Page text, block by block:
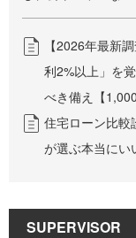
【2026年最新
利2%以上」を
べき備え【
住宅ローン比較
が選ぶ本当にい
SUPERVISOR